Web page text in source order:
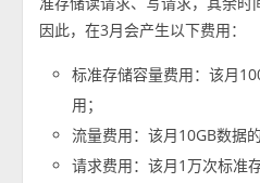
因此，在3月会产生以下费用：
标准存储容量费用：该月
用；
流量费用：该月10GB数据
请求费用：该月1万次标准